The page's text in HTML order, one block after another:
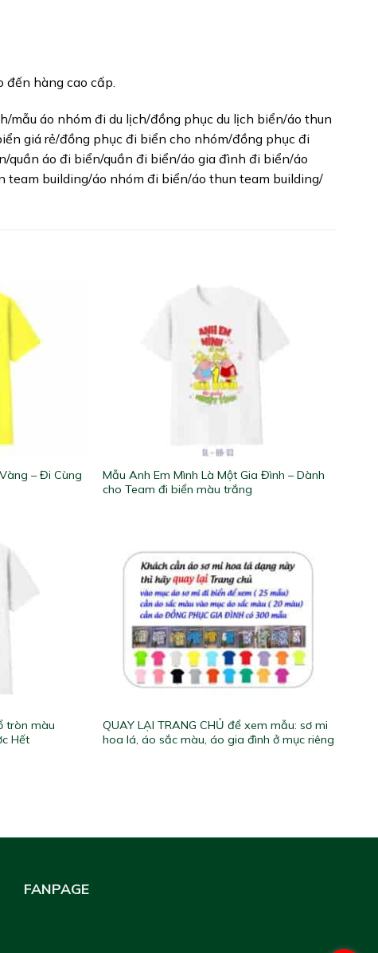
đến hàng cao cấp.
mẫu áo nhóm đi du lịch/đồng phục du lịch biển/áo thun
giá rẻ/đồng phục đi biển cho nhóm/đồng phục đi
áo đi biển/quần đi biển/áo gia đình đi biển/áo
building/áo nhóm đi biển/áo thun team building/
– Đi Cùng
Mẫu Anh Em Mình Là Một Gia Đình – Dành
cho Team đi biển màu trắng
tròn màu
Hết
QUAY LẠI TRANG CHỦ để xem mẫu: sơ mi
hoa lá, áo sắc màu, áo gia đình ở mục riêng
FANPAGE